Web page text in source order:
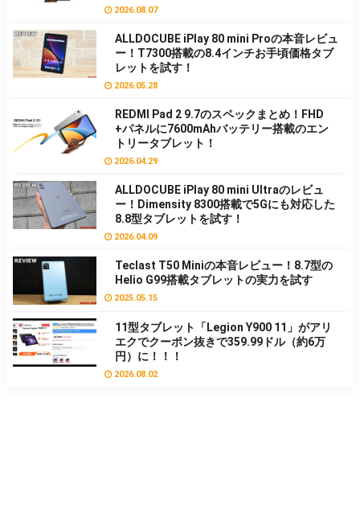
2026.08.07
ALLDOCUBE iPlay 80 mini Proの本音レビュ
ー！T7300搭載の8.4インチお手頃価格タブ
レットを試す！
2026.05.28
REDMI Pad 2 9.7のスペックまとめ！FHD
+パネルに7600mAhバッテリー搭載のエン
トリータブレット！
2026.04.29
ALLDOCUBE iPlay 80 mini Ultraのレビュ
ー！Dimensity 8300搭載で5Gにも対応した
8.8型タブレットを試す！
2026.04.09
Teclast T50 Miniの本音レビュー！8.7型の
Helio G99搭載タブレットの実力を試す
2025.05.15
11型タブレット「Legion Y900 11」がアリ
エクでクーポン抜きで359.99ドル（約6万
円）に！！！
2026.08.02